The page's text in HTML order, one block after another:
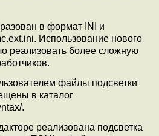
в формат INI и
Использование нового
реализовать более сложную
файлы подсветки
в каталог
.
реализована подсветка